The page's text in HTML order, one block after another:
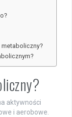
aktywności
i aerobowe.